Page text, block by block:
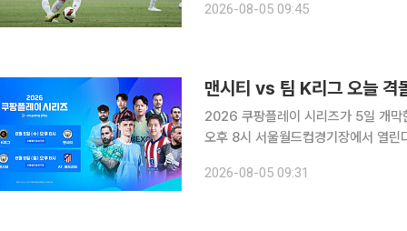
모두 최선을 다했고 큰 부상 없이 마
2026-08-05 09:45
맨시티 vs 팀 K리그 오늘 격
2026 쿠팡플레이 시리즈가 5일 개막한다. 첫 경기인 팀 K리그와 맨체스터 시티의
오후 8시 서울월드컵경기장에서 열
울월드컵경기장에서 열린다. 맨체스
2026-08-05 09:31